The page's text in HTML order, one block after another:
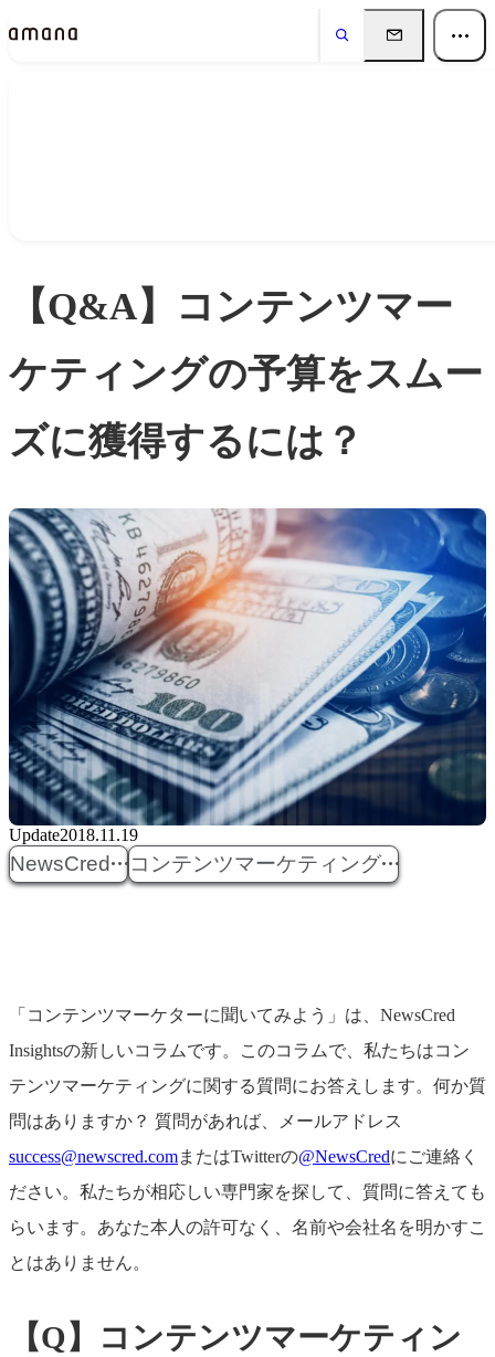
【Q&A】コンテンツマー
ケティングの予算をスムー
ズに獲得するには？
Update2018.11.19
NewsCred コンテンツマーケティング
「コンテンツマーケターに聞いてみよう」は、NewsCred
Insightsの新しいコラムです。このコラムで、私たちはコン
テンツマーケティングに関する質問にお答えします。何か質
問はありますか？ 質問があれば、メールアドレス
success@newscred.comまたはTwitterの@NewsCredにご連絡く
ださい。私たちが相応しい専門家を探して、質問に答えても
らいます。あなた本人の許可なく、名前や会社名を明かすこ
とはありません。
【Q】コンテンツマーケティン